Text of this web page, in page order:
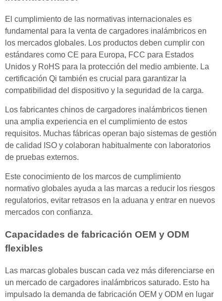
El cumplimiento de las normativas internacionales es
fundamental para la venta de cargadores inalámbricos en
los mercados globales. Los productos deben cumplir con
estándares como CE para Europa, FCC para Estados
Unidos y RoHS para la protección del medio ambiente. La
certificación Qi también es crucial para garantizar la
compatibilidad del dispositivo y la seguridad de la carga.
Los fabricantes chinos de cargadores inalámbricos tienen
una amplia experiencia en el cumplimiento de estos
requisitos. Muchas fábricas operan bajo sistemas de gestión
de calidad ISO y colaboran habitualmente con laboratorios
de pruebas externos.
Este conocimiento de los marcos de cumplimiento
normativo globales ayuda a las marcas a reducir los riesgos
regulatorios, evitar retrasos en la aduana y entrar en nuevos
mercados con confianza.
Capacidades de fabricación OEM y ODM
flexibles
Las marcas globales buscan cada vez más diferenciarse en
un mercado de cargadores inalámbricos saturado. Esto ha
impulsado la demanda de fabricación OEM y ODM en lugar